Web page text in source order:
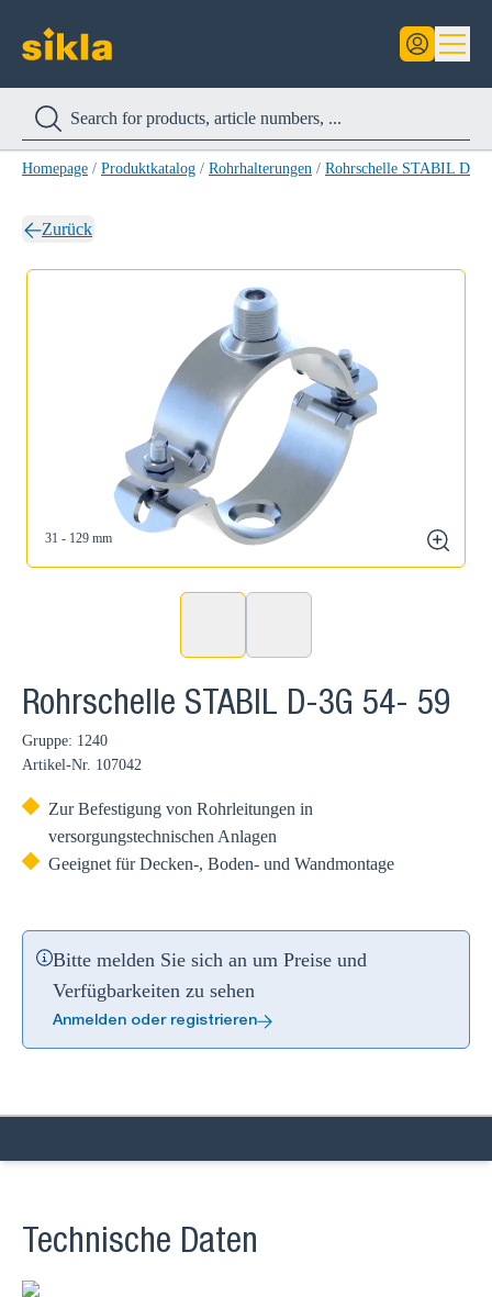
Homepage / Produktkatalog / Rohrhalterungen / Rohrschelle STABIL D-
Zurück
31 - 129 mm
zoom
Rohrschelle STABIL D-3G 54- 59
Gruppe: 1240
Artikel-Nr. 107042
Zur Befestigung von Rohrleitungen in
versorgungstechnischen Anlagen
Geeignet für Decken-, Boden- und Wandmontage
Bitte melden Sie sich an um Preise und
Verfügbarkeiten zu sehen
Anmelden oder registrieren
Technische Daten